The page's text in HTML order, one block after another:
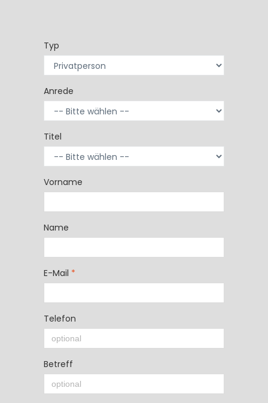
Typ
Anrede
Titel
Vorname
Name
E-Mail *
Telefon
Betreff